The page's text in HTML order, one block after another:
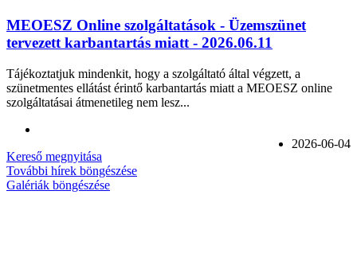
MEOESZ Online szolgáltatások - Üzemszünet
tervezett karbantartás miatt - 2026.06.11
Tájékoztatjuk mindenkit, hogy a szolgáltató által végzett, a
szünetmentes ellátást érintő karbantartás miatt a MEOESZ online
szolgáltatásai átmenetileg nem lesz...
2026-06-04
Kereső megnyitása
További hírek böngészése
Galériák böngészése